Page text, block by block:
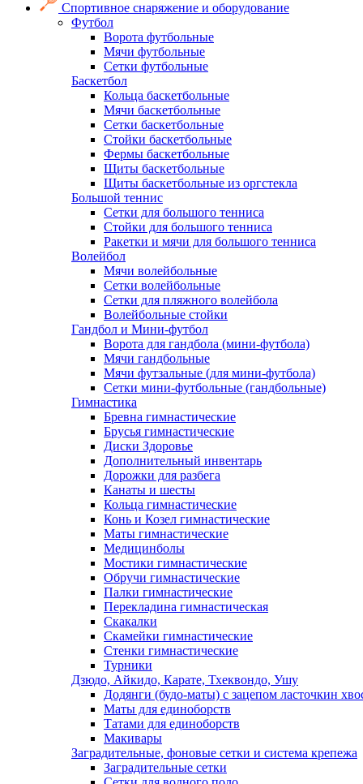
Спортивное снаряжение и оборудование
Футбол
Ворота футбольные
Мячи футбольные
Сетки футбольные
Баскетбол
Кольца баскетбольные
Мячи баскетбольные
Сетки баскетбольные
Стойки баскетбольные
Фермы баскетбольные
Щиты баскетбольные
Щиты баскетбольные из оргстекла
Большой теннис
Сетки для большого тенниса
Стойки для большого тенниса
Ракетки и мячи для большого тенниса
Волейбол
Мячи волейбольные
Сетки волейбольные
Сетки для пляжного волейбола
Волейбольные стойки
Гандбол и Мини-футбол
Ворота для гандбола (мини-футбола)
Мячи гандбольные
Мячи футзальные (для мини-футбола)
Сетки мини-футбольные (гандбольные)
Гимнастика
Бревна гимнастические
Брусья гимнастические
Диски Здоровье
Дополнительный инвентарь
Дорожки для разбега
Канаты и шесты
Кольца гимнастические
Конь и Козел гимнастические
Маты гимнастические
Медицинболы
Мостики гимнастические
Обручи гимнастические
Палки гимнастические
Перекладина гимнастическая
Скакалки
Скамейки гимнастические
Стенки гимнастические
Турники
Дзюдо, Айкидо, Карате, Тхеквондо, Ушу
Додянги (будо-маты) с зацепом ласточкин
Маты для единоборств
Татами для единоборств
Макивары
Заградительные, фоновые сетки и система крепежа
Заградительные сетки